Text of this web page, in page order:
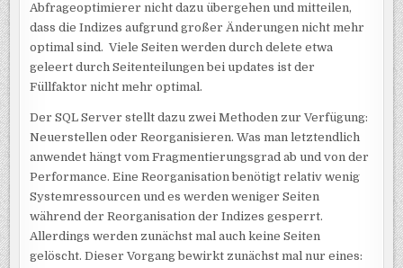
Abfrageoptimierer nicht dazu übergehen und mitteilen,
dass die Indizes aufgrund großer Änderungen nicht mehr
optimal sind. Viele Seiten werden durch delete etwa
geleert durch Seitenteilungen bei updates ist der
Füllfaktor nicht mehr optimal.
Der SQL Server stellt dazu zwei Methoden zur Verfügung:
Neuerstellen oder Reorganisieren. Was man letztendlich
anwendet hängt vom Fragmentierungsgrad ab und von der
Performance. Eine Reorganisation benötigt relativ wenig
Systemressourcen und es werden weniger Seiten
während der Reorganisation der Indizes gesperrt.
Allerdings werden zunächst mal auch keine Seiten
gelöscht. Dieser Vorgang bewirkt zunächst mal nur eines: